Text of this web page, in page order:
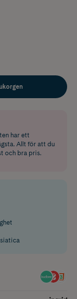
har ett
Allt för att du
och bra pris.